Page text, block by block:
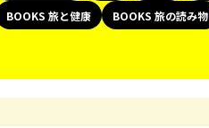
BOOKS 旅と健康 BOOKS 旅の読み物